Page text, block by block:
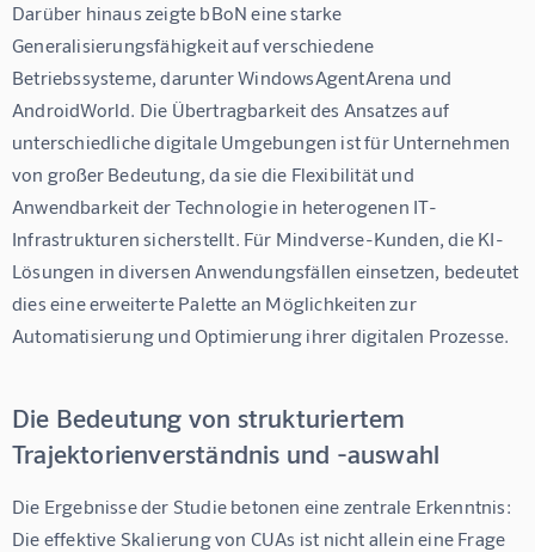
Darüber hinaus zeigte bBoN eine starke
Generalisierungsfähigkeit auf verschiedene
Betriebssysteme, darunter WindowsAgentArena und
AndroidWorld. Die Übertragbarkeit des Ansatzes auf
unterschiedliche digitale Umgebungen ist für Unternehmen
von großer Bedeutung, da sie die Flexibilität und
Anwendbarkeit der Technologie in heterogenen IT-
Infrastrukturen sicherstellt. Für Mindverse-Kunden, die KI-
Lösungen in diversen Anwendungsfällen einsetzen, bedeutet
dies eine erweiterte Palette an Möglichkeiten zur
Automatisierung und Optimierung ihrer digitalen Prozesse.
Die Bedeutung von strukturiertem
Trajektorienverständnis und -auswahl
Die Ergebnisse der Studie betonen eine zentrale Erkenntnis:
Die effektive Skalierung von CUAs ist nicht allein eine Frage